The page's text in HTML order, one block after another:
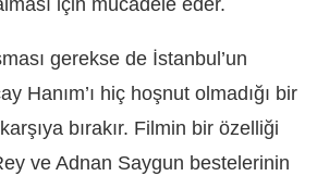
için mücadele eder.
gerekse de İstanbul’un
Hanım’ı hiç hoşnut olmadığı bir
bırakır. Filmin bir özelliği
ve Adnan Saygun bestelerinin